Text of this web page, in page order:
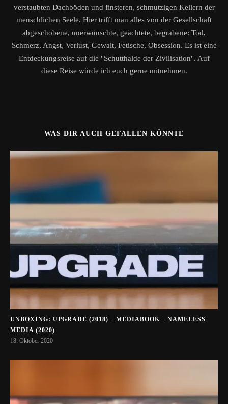
verstaubten Dachböden und finsteren, schmutzigen Kellern der
menschlichen Seele. Hier trifft man alles von der Gesellschaft
abgeschobene, unerwünschte, geächtete, begrabene: Tod,
Schmerz, Angst, Verlust, Gewalt, Fetische, Obsession. Es ist eine
Entdeckungsreise auf die "Schutthalde der Zivilisation". Auf
diese Reise würde ich euch gerne mitnehmen.
WAS DIR AUCH GEFALLEN KÖNNTE
UNBOXING: UPGRADE (2018) – MEDIABOOK – NAMELESS
MEDIA (2020)
18. Oktober 2020